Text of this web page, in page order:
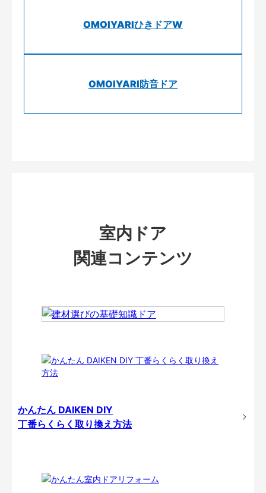
OMOIYARIひきドアW
OMOIYARI防音ドア
室内ドア
関連コンテンツ
かんたん DAIKEN DIY
丁番らくらく取り換え方法